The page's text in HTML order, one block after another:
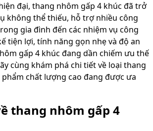
đại, thang nhôm gấp 4 khúc đã trở
không thể thiếu, hỗ trợ nhiều công
gia đình đến các nhiệm vụ công
tiện lợi, tính năng gọn nhẹ và độ an
gấp 4 khúc đang dần chiếm ưu thế
cùng khám phá chi tiết về loại thang
chất lượng cao đang được ưa
thang nhôm gấp 4